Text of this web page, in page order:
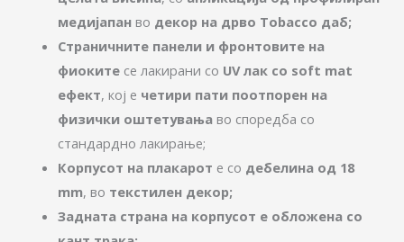
медијапанво декор на дрво Tobacco даб;
Страничните панели и фронтовите на
фиокитесе лакирани со UV лак со soft mat
ефект, кој е четири пати поотпорен на
физички оштетувањаво споредба со
стандардно лакирање;
Корпусот на плакарот е со дебелина од 18
mm, во текстилен декор;
Задната страна на корпусот е обложена со